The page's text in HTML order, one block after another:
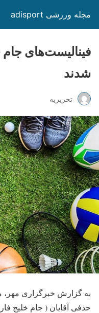
مجله ورزشی adisport
فینالیست‌های
شدند
تحریریه
به گزارش خبرگزاری مهر،
حذفی آقایان ( جام خلیج